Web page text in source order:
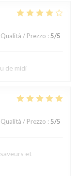
Qualità / Prezzo : 5/5
de midi
Qualità / Prezzo : 5/5
et